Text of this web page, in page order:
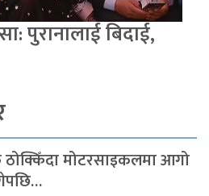
पुरानालाई बिदाई,
ठोक्किँदा मोटरसाइकलमा आगो